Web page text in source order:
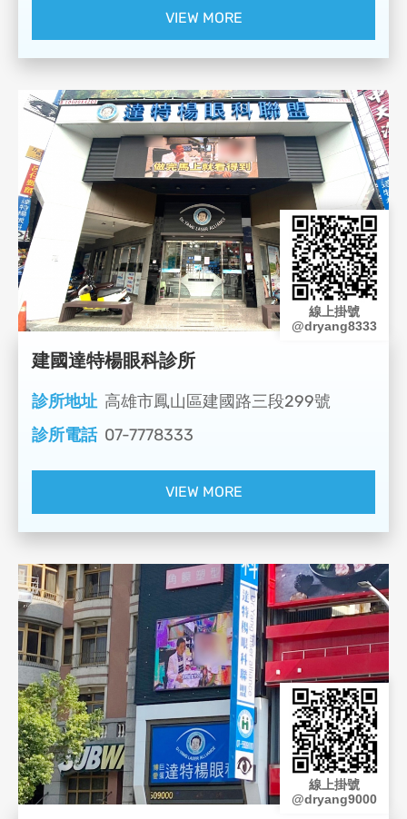
VIEW MORE
建國達特楊眼科診所
診所地址 高雄市鳳山區建國路三段299號
診所電話 07-7778333
VIEW MORE
線上掛號
@dryang8333
線上掛號
@dryang9000